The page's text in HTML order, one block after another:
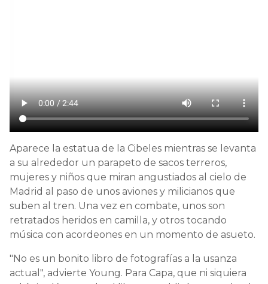
Aparece la estatua de la Cibeles mientras se levanta
a su alrededor un parapeto de sacos terreros,
mujeres y niños que miran angustiados al cielo de
Madrid al paso de unos aviones y milicianos que
suben al tren. Una vez en combate, unos son
retratados heridos en camilla, y otros tocando
música con acordeones en un momento de asueto.
"No es un bonito libro de fotografías a la usanza
actual", advierte Young. Para Capa, que ni siquiera